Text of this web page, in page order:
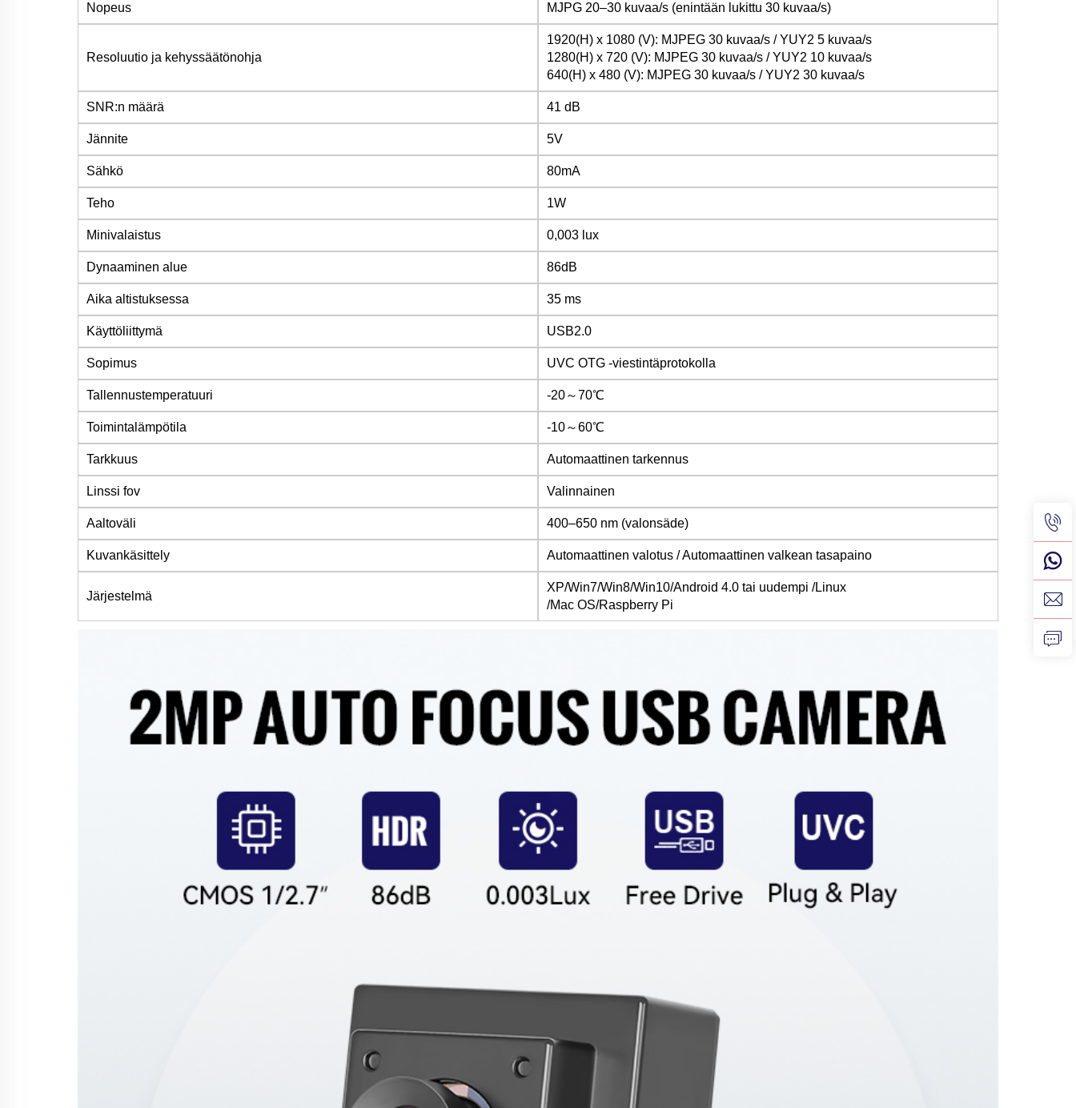
Nopeus MJPG 20–30 kuvaa/s (enintään lukittu 30 kuvaa/s)
Resoluutio ja kehyssäätönohja
1920(H) x 1080 (V): MJPEG 30 kuvaa/s / YUY2 5 kuvaa/s
1280(H) x 720 (V): MJPEG 30 kuvaa/s / YUY2 10 kuvaa/s
640(H) x 480 (V): MJPEG 30 kuvaa/s / YUY2 30 kuvaa/s
SNR:n määrä 41 dB
Jännite 5V
Sähkö 80mA
Teho 1W
Minivalaistus 0,003 lux
Dynaaminen alue 86dB
Aika altistuksessa 35 ms
Käyttöliittymä USB2.0
Sopimus UVC OTG -viestintäprotokolla
Tallennustemperatuuri -20～70℃
Toimintalämpötila -10～60℃
Tarkkuus Automaattinen tarkennus
Linssi fov Valinnainen
Aaltoväli 400–650 nm (valonsäde)
Kuvankäsittely Automaattinen valotus / Automaattinen valkean tasapaino
Järjestelmä
XP/Win7/Win8/Win10/Android 4.0 tai uudempi /Linux
/Mac OS/Raspberry Pi